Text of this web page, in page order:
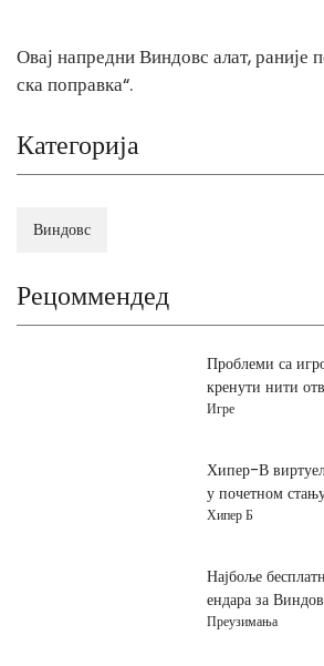
Овај напредни Виндовс алат, раније
ска поправка“.
Категорија
Виндовс
Рецоммендед
Проблеми са
кренути нити
Игре
Хипер-В
у почетном
Хипер Б
Најбоље
ендара за
Преузимања